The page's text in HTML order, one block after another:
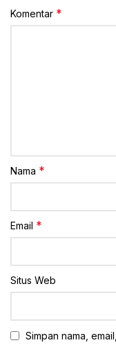
Komentar *
Nama *
Email *
Situs Web
Simpan nama,